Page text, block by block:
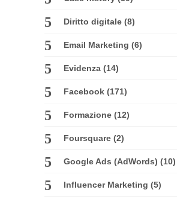
Diritto digitale (8)
Email Marketing (6)
Evidenza (14)
Facebook (171)
Formazione (12)
Foursquare (2)
Google Ads (AdWords) (10)
Influencer Marketing (5)